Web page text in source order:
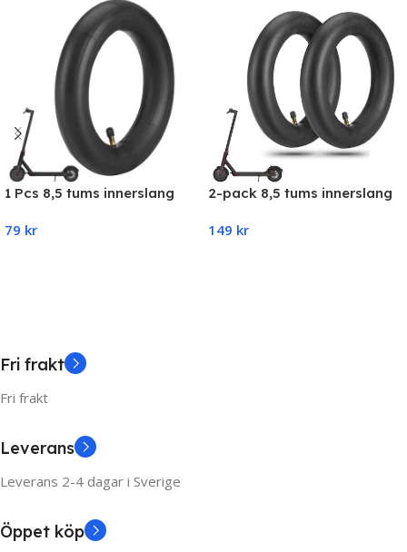
1 Pcs 8,5 tums innerslang
Essential)
79 kr
2-pack 8,5 tums innerslang
Essential)
149 kr
Fri frakt
Fri frakt
Leverans
Leverans 2-4 dagar i Sverige
Öppet köp